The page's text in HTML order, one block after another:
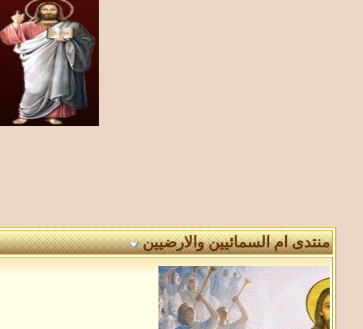
منتدى ام السمائيين والارضيين